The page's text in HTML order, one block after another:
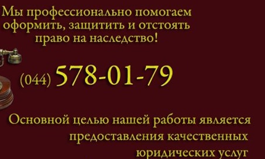
Категории дел
Наследование и Завещание
Оформление наследства
Оспаривание наследства
Адвокат наследственные дела
и Вакансии